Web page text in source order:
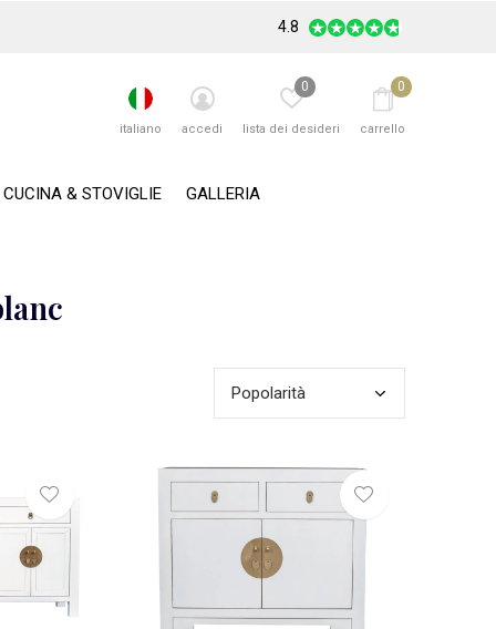
CUCINA & STOVIGLIE GALLERIA
italiano accedi lista dei desideri
0
carrello
0
4.8